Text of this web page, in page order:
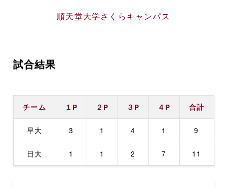
順天堂大学さくらキャンパス
試合結果
チーム １P ２P ３P ４P 合計
早大 3 1 4 1 9
日大 1 1 2 7 11